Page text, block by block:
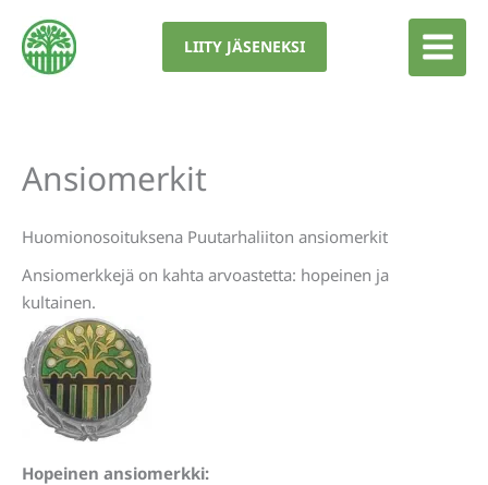
sisältöön
LIITY JÄSENEKSI
Ansiomerkit
Huomionosoituksena Puutarhaliiton ansiomerkit
Ansiomerkkejä on kahta arvoastetta: hopeinen ja
kultainen.
Hopeinen ansiomerkki: